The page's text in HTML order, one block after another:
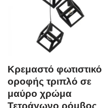
Κρεμαστό φωτιστικό
οροφής τριπλό σε
μαύρο χρώμα
Τετράγωνο ρόμβος